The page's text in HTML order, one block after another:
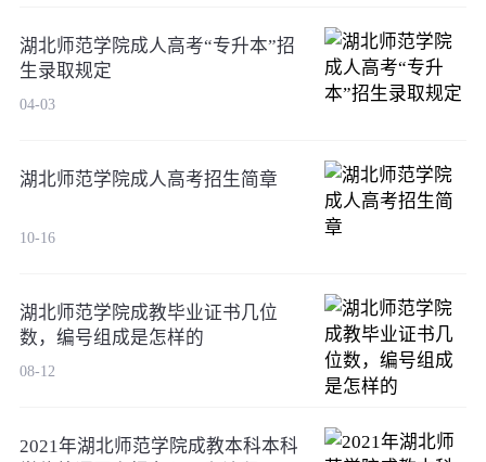
湖北师范学院成人高考“专升本”招
生录取规定
04-03
湖北师范学院成人高考招生简章
10-16
湖北师范学院成教毕业证书几位
数，编号组成是怎样的
08-12
2021年湖北师范学院成教本科本科